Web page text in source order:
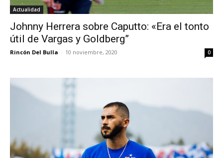
Actualidad
Johnny Herrera sobre Caputto: «Era el tonto
útil de Vargas y Goldberg”
Rincón Del Bulla - 10 noviembre, 2020 0